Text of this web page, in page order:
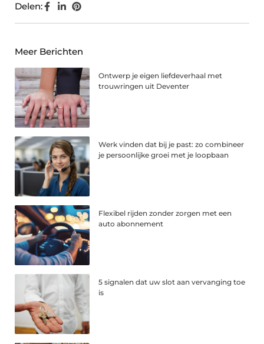
Delen:
Meer Berichten
Ontwerp je eigen liefdeverhaal met
trouwringen uit Deventer
Werk vinden dat bij je past: zo combineer
je persoonlijke groei met je loopbaan
Flexibel rijden zonder zorgen met een
auto abonnement
5 signalen dat uw slot aan vervanging toe
is